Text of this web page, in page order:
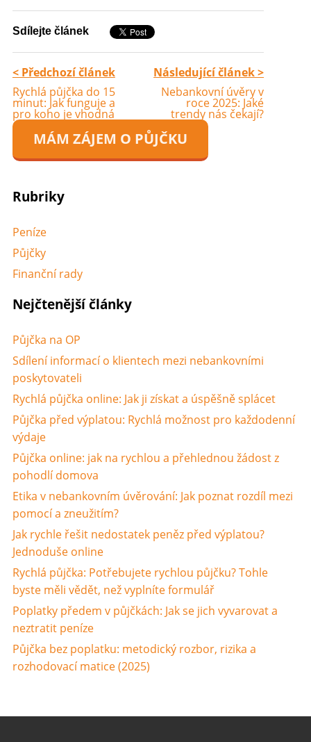
Sdílejte článek
< Předchozí článek
Rychlá půjčka do 15
minut: Jak funguje a
pro koho je vhodná
Následující článek >
Nebankovní úvěry v
roce 2025: Jaké
trendy nás čekají?
MÁM ZÁJEM O PŮJČKU
Rubriky
Peníze
Půjčky
Finanční rady
Nejčtenější články
Půjčka na OP
Sdílení informací o klientech mezi nebankovními
poskytovateli
Rychlá půjčka online: Jak ji získat a úspěšně splácet
Půjčka před výplatou: Rychlá možnost pro každodenní
výdaje
Půjčka online: jak na rychlou a přehlednou žádost z
pohodlí domova
Etika v nebankovním úvěrování: Jak poznat rozdíl mezi
pomocí a zneužitím?
Jak rychle řešit nedostatek peněz před výplatou?
Jednoduše online
Rychlá půjčka: Potřebujete rychlou půjčku? Tohle
byste měli vědět, než vyplníte formulář
Poplatky předem v půjčkách: Jak se jich vyvarovat a
neztratit peníze
Půjčka bez poplatku: metodický rozbor, rizika a
rozhodovací matice (2025)